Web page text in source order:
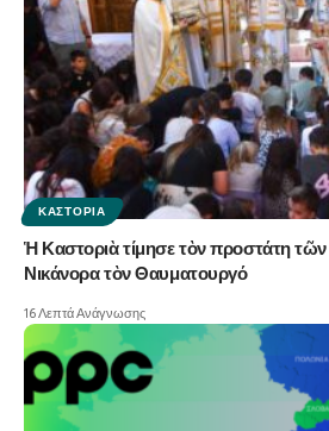
ΚΑΣΤΟΡΙΆ
Ἡ Καστοριὰ τίμησε τὸν προστάτη
Νικάνορα τὸν Θαυματουργό
16 Λεπτά Ανάγνωσης